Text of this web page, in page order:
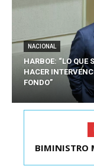
NACIONAL
HARBOE: “LO QUE
HACER
FONDO”
KAST SE
BIMINISTRO